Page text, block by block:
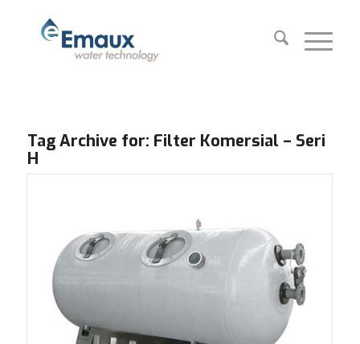
Tag Archive for: Filter Komersial – Seri
H